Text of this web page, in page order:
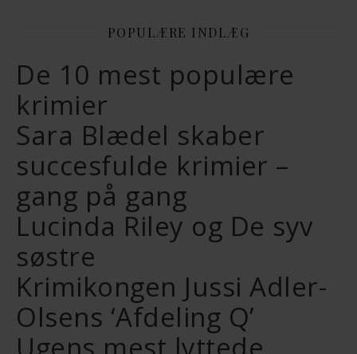
POPULÆRE INDLÆG
De 10 mest populære
krimier
Sara Blædel skaber
succesfulde krimier –
gang på gang
Lucinda Riley og De syv
søstre
Krimikongen Jussi Adler-
Olsens ‘Afdeling Q’